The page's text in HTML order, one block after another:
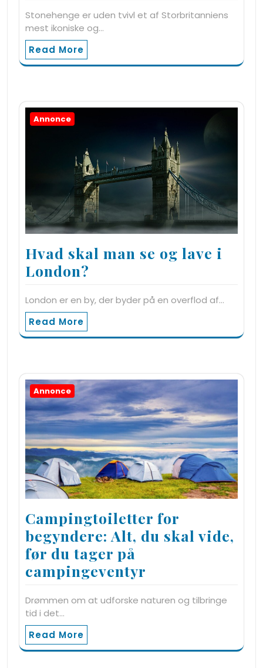
Stonehenge er uden tvivl et af Storbritanniens
mest ikoniske og…
Read More
Annonce
Hvad skal man se og lave i
London?
London er en by, der byder på en overflod af…
Read More
Annonce
Campingtoiletter for
begyndere: Alt, du skal vide,
før du tager på
campingeventyr
Drømmen om at udforske naturen og tilbringe
tid i det…
Read More